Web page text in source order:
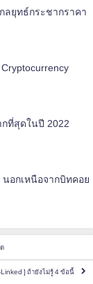
ลยุทธ์กระชากราคา
ที่สุดในปี 2022
อกเหนือจากบิทคอย
] ถ้ายังไม่รู้ 4 ข้อนี้